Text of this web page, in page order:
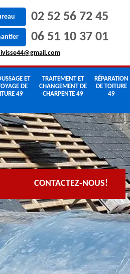
02 52 56 72 45
06 51 10 37 01
ET
DE
49
TRAITEMENT ET
CHANGEMENT DE
CHARPENTE 49
RÉPARATION
DE TOITURE
49
CONTACTEZ-NOUS!